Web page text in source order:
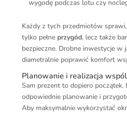
wygodę podczas lotu czy
Każdy z tych przedmiotów
tylko pełne przygód, lecz także
bezpieczne. Drobne inwestycje w
diametralnie poprawić komfort
Planowanie i realizacja
Sam prezent to dopiero
odpowiednie planowanie i
Aby maksymalnie wykorzystać